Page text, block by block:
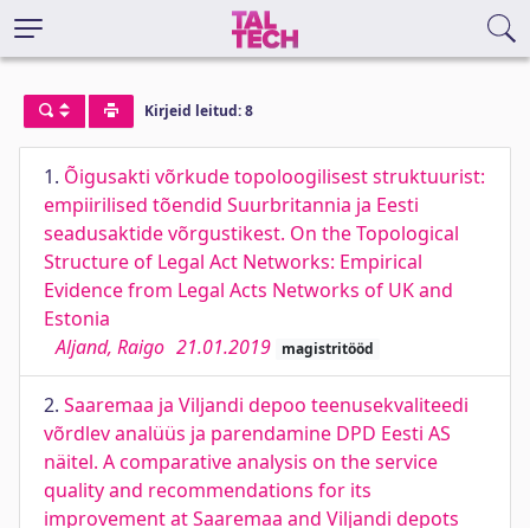
Kirjeid leitud: 8
1. Õigusakti võrkude topoloogilisest struktuurist:
empiirilised tõendid Suurbritannia ja Eesti
seadusaktide võrgustikest. On the Topological
Structure of Legal Act Networks: Empirical
Evidence from Legal Acts Networks of UK and
Estonia
Aljand, Raigo 21.01.2019 magistritööd
2. Saaremaa ja Viljandi depoo teenusekvaliteedi
võrdlev analüüs ja parendamine DPD Eesti AS
näitel. A comparative analysis on the service
quality and recommendations for its
improvement at Saaremaa and Viljandi depots